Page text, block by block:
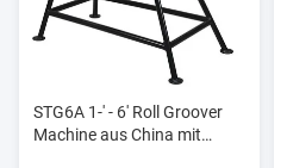
STG6A 1-' - 6' Roll Groover
Machine aus China mit